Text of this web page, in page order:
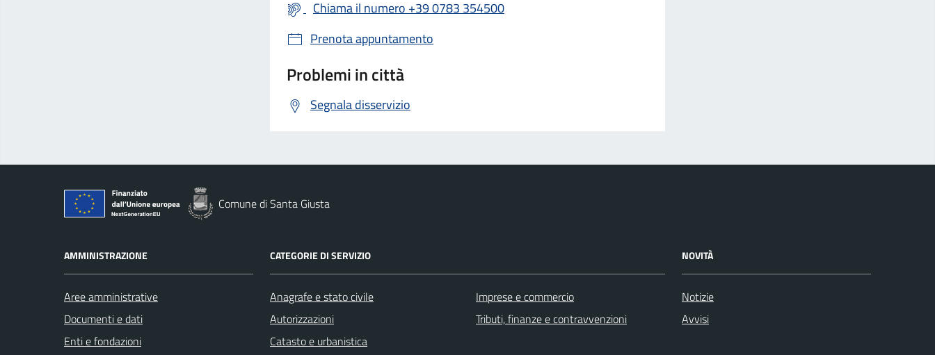
Chiama il numero +39 0783 354500
Prenota appuntamento
Problemi in città
Segnala disservizio
Comune di Santa Giusta
AMMINISTRAZIONE
Aree amministrative
Documenti e dati
Enti e fondazioni
CATEGORIE DI SERVIZIO
Anagrafe e stato civile
Autorizzazioni
Catasto e urbanistica
Imprese e commercio
Tributi, finanze e contravvenzioni
NOVITÀ
Notizie
Avvisi